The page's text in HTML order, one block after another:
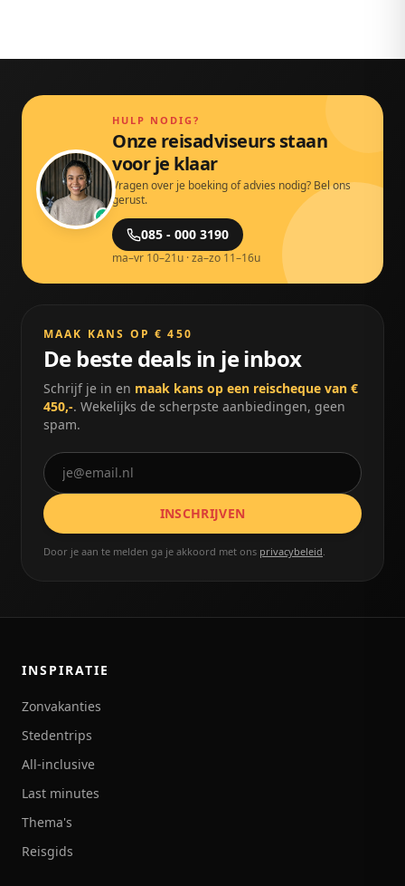
HULP NODIG?
Onze reisadviseurs staan
voor je klaar
Vragen over je boeking of advies nodig? Bel ons
gerust.
085 - 000 3190
ma–vr 10–21u · za–zo 11–16u
MAAK KANS OP € 450
De beste deals in je inbox
Schrijf je in en maak kans op een reischeque van €
450,-. Wekelijks de scherpste aanbiedingen, geen
spam.
INSCHRIJVEN
Door je aan te melden ga je akkoord met ons privacybeleid.
INSPIRATIE
Zonvakanties
Stedentrips
All-inclusive
Last minutes
Thema's
Reisgids